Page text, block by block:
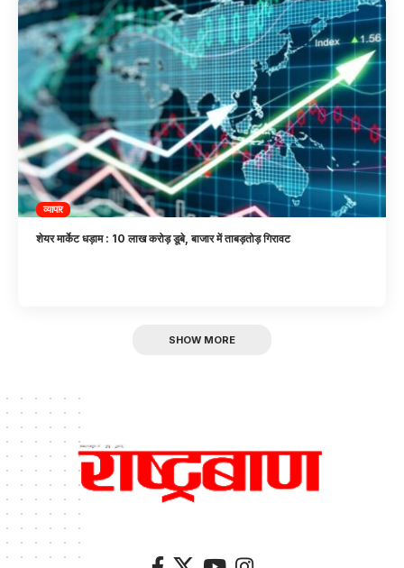
व्यापार
शेयर मार्केट धड़ाम : 10 लाख करोड़ डूबे, बाजार में ताबड़तोड़ गिरावट
SHOW MORE